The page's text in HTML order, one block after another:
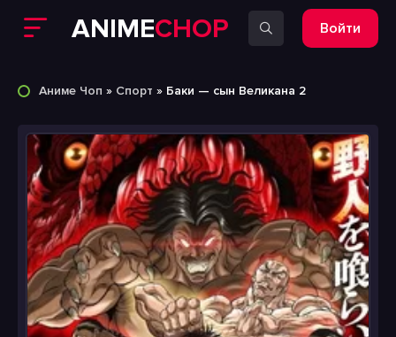
ANIMECHOP Войти
Аниме Чоп » Спорт » Баки — сын Великана 2